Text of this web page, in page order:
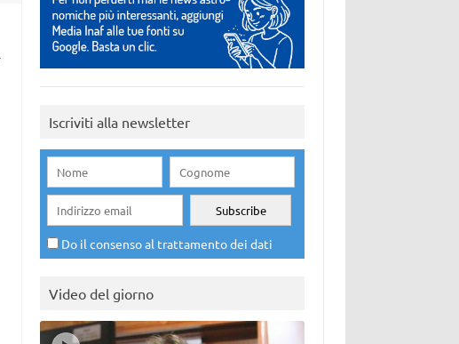
Iscriviti alla newsletter
Do il consenso al trattamento dei dati
Video del giorno